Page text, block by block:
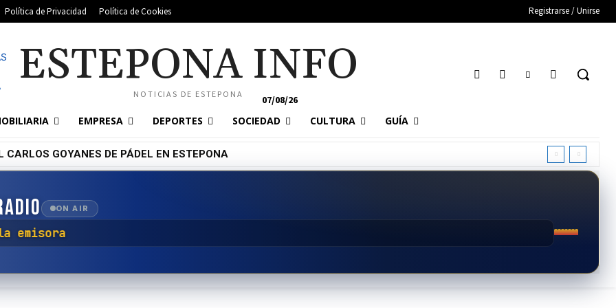
Política de Privacidad Política de Cookies Registrarse / Unirse
ESTEPONA INFO
NOTICIAS DE ESTEPONA 07/08/26
EMPRESA DEPORTES SOCIEDAD CULTURA GUÍA
GOYANES DE PÁDEL EN ESTEPONA
ON AIR
la emisora